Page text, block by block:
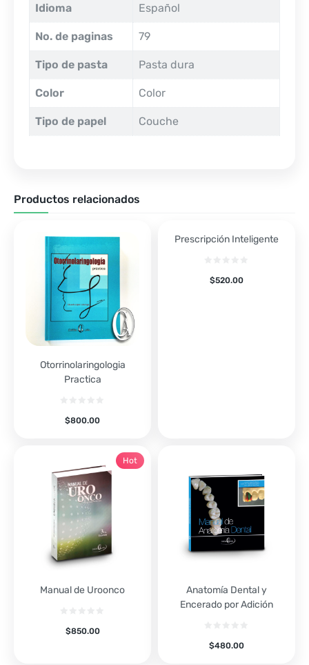
Idioma Español
No. de paginas 79
Tipo de pasta Pasta dura
Color Color
Tipo de papel Couche
Productos relacionados
Otorrinolaringologia
Practica
$800.00
Prescripción Inteligente
$520.00
Manual de Uroonco
$850.00
Hot
Anatomía Dental y
Encerado por Adición
$480.00